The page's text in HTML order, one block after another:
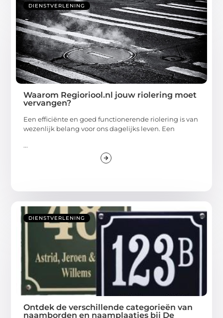
DIENSTVERLENING
Waarom Regioriool.nl jouw riolering moet
vervangen?
Een efficiënte en goed functionerende riolering is van
wezenlijk belang voor ons dagelijks leven. Een
...
DIENSTVERLENING
Ontdek de verschillende categorieën van
naamborden en naamplaatjes bij De